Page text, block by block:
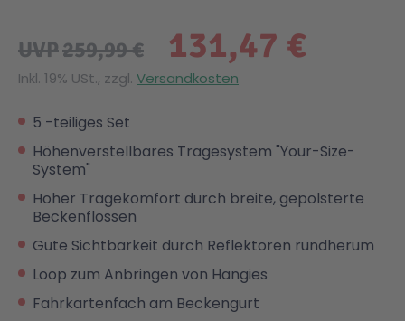
131,47 €
UVP259,99 €
Inkl. 19% USt., zzgl. Versandkosten
5 -teiliges Set
Höhenverstellbares Tragesystem "Your-Size-
System"
Hoher Tragekomfort durch breite, gepolsterte
Beckenflossen
Gute Sichtbarkeit durch Reflektoren rundherum
Loop zum Anbringen von Hangies
Fahrkartenfach am Beckengurt